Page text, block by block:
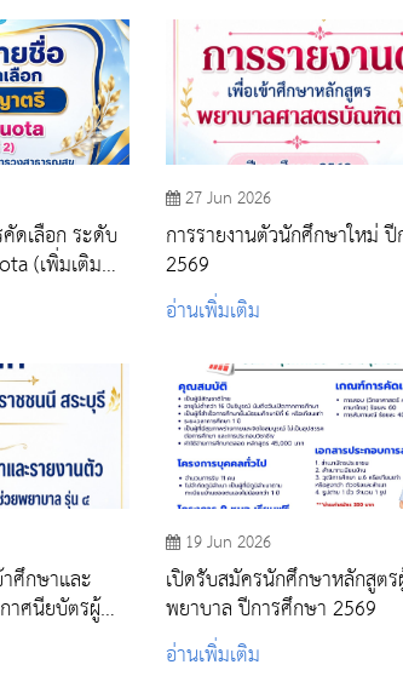
ดเลือก ระดับ
(เพิ่มเติม
27 Jun 2026
การรายงานตัวนักศึกษาใหม่
2569
อ่านเพิ่มเติม
ศึกษาและ
าศนียบัตรผู้
การศึกษา
19 Jun 2026
เปิดรับสมัครนักศึกษาหลักสูต
พยาบาล ปีการศึกษา 2569
อ่านเพิ่มเติม